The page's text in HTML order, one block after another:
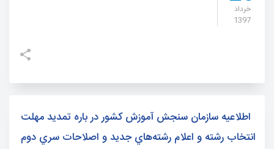
خرداد
1397
اطلاعيه سازمان سنجش آموزش كشور در باره تمديد مهلت
انتخاب رشته و اعلام رشته‌هاي جديد و اصلاحات سري دوم